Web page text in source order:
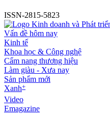
ISSN-2815-5823
Vấn đề hôm nay
Kinh tế
Khoa học & Công nghệ
Cẩm nang thương hiệu
Làm giàu - Xưa nay
Sản phẩm mới
Xanh+
Video
Emagazine